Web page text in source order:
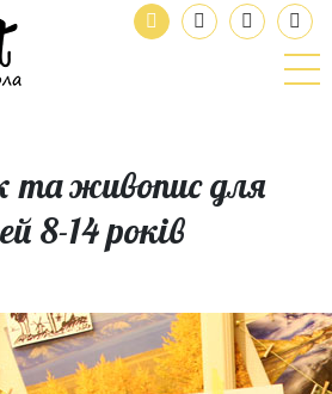
та живопис для
8-14 років